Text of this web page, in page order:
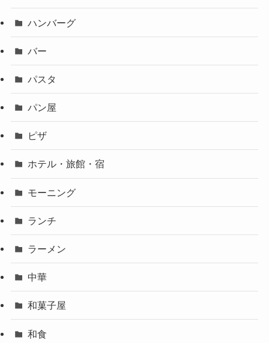
ハンバーグ
バー
パスタ
パン屋
ピザ
ホテル・旅館・宿
モーニング
ランチ
ラーメン
中華
和菓子屋
和食